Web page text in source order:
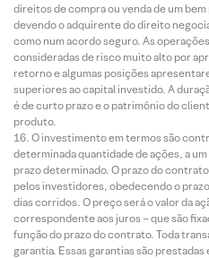
direitos de compra ou venda de um
devendo o adquirente do direito
como num acordo seguro. As
consideradas de risco muito alto por
retorno e algumas posições
superiores ao capital investido. A
é de curto prazo e o patrimônio do
produto.
O investimento em termos são
determinada quantidade de ações, a
prazo determinado. O prazo do
pelos investidores, obedecendo o
dias corridos. O preço será o valor da
correspondente aos juros – que são
função do prazo do contrato. Toda
garantia. Essas garantias são